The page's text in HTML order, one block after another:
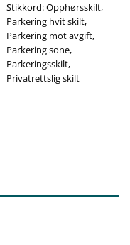
Stikkord:Opphørsskilt,
Parkering hvit skilt,
Parkering mot avgift,
Parkering sone,
Parkeringsskilt,
Privatrettslig skilt